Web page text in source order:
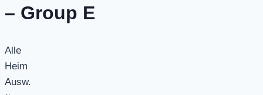
– Group E
Alle
Heim
Ausw.